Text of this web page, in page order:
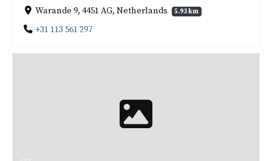
Warande 9, 4451 AG, Netherlands 5.93 km
+31 113 561 297